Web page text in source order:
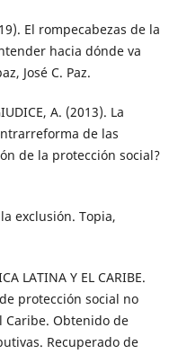
El rompecabezas de la
hacia dónde va
José C. Paz.
A. (2013). La
de las
de la protección social?
exclusión. Topia,
LATINA Y EL CARIBE.
protección social no
Caribe. Obtenido de
Recuperado de